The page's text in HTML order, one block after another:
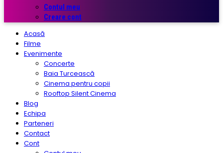
Contul meu
Creare cont
Acasă
Filme
Evenimente
Concerte
Baia Turcească
Cinema pentru copii
Rooftop Silent Cinema
Blog
Echipa
Parteneri
Contact
Cont